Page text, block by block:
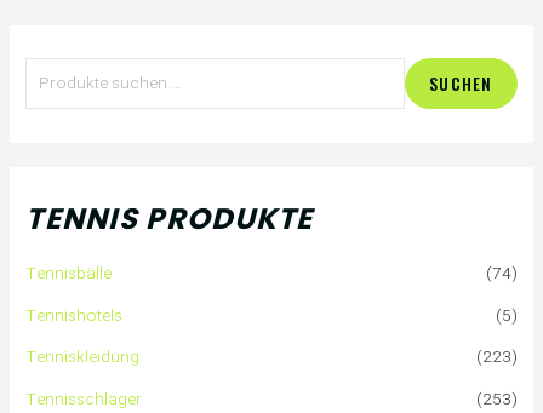
n
a
SUCHEN
TENNIS PRODUKTE
Tennisbälle
(74)
Tennishotels
(5)
Tenniskleidung
(223)
Tennisschläger
(253)